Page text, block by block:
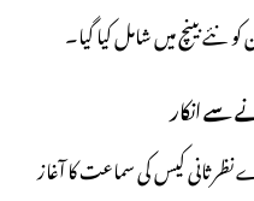
بینچ میں شامل کیا گیا۔
سے انکار
سپریم کورٹ میں آرٹیکل 63 اے نظرثانی کیس کی سماعت کا آغاز